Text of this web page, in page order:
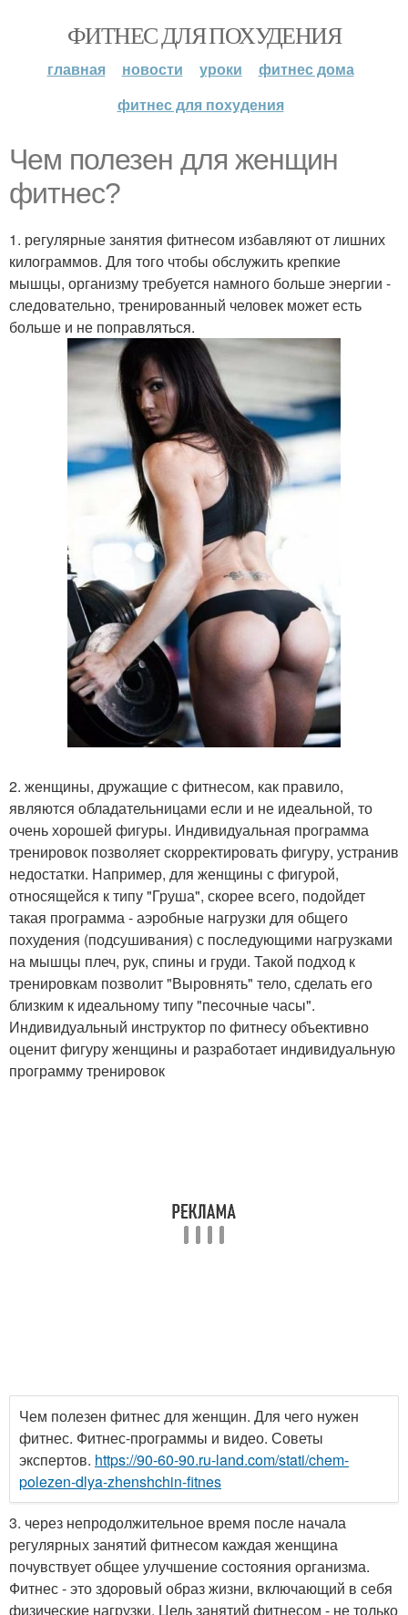
ФИТНЕС ДЛЯ ПОХУДЕНИЯ
главная новости уроки
фитнес дома
фитнес для похудения
Чем полезен для женщин
фитнес?
1. регулярные занятия фитнесом избавляют от лишних
килограммов. Для того чтобы обслужить крепкие
мышцы, организму требуется намного больше энергии -
следовательно, тренированный человек может есть
больше и не поправляться.
2. женщины, дружащие с фитнесом, как правило,
являются обладательницами если и не идеальной, то
очень хорошей фигуры. Индивидуальная программа
тренировок позволяет скорректировать фигуру, устранив
недостатки. Например, для женщины с фигурой,
относящейся к типу "Груша", скорее всего, подойдет
такая программа - аэробные нагрузки для общего
похудения (подсушивания) с последующими нагрузками
на мышцы плеч, рук, спины и груди. Такой подход к
тренировкам позволит "Выровнять" тело, сделать его
близким к идеальному типу "песочные часы".
Индивидуальный инструктор по фитнесу объективно
оценит фигуру женщины и разработает индивидуальную
программу тренировок
Чем полезен фитнес для женщин. Для чего нужен
фитнес. Фитнес-программы и видео. Советы
экспертов. https://90-60-90.ru-land.com/stati/chem-
polezen-dlya-zhenshchin-fitnes
3. через непродолжительное время после начала
регулярных занятий фитнесом каждая женщина
почувствует общее улучшение состояния организма.
Фитнес - это здоровый образ жизни, включающий в себя
физические нагрузки. Цель занятий фитнесом - не только